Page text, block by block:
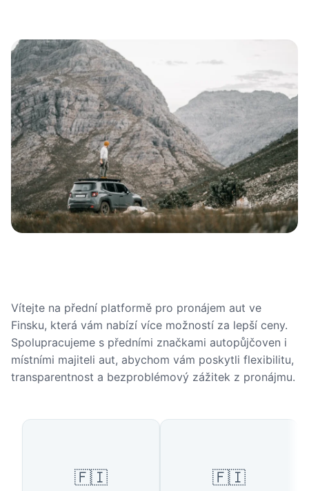
Vítejte na přední platformě pro pronájem aut ve
Finsku, která vám nabízí více možností za lepší ceny.
Spolupracujeme s předními značkami autopůjčoven i
místními majiteli aut, abychom vám poskytli flexibilitu,
transparentnost a bezproblémový zážitek z pronájmu.
Oblíbená města ve Finsku
🇫🇮 🇫🇮